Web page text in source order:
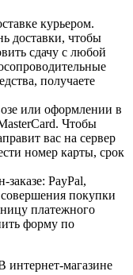
курьером.
доставки, чтобы
сдачу с любой
получаете
или оформлении в
Чтобы
вас на сервер
номер карты, срок
PayPal,
покупки
платежного
форму по
интернет-магазине